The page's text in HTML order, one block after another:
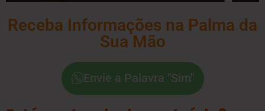
Receba Informações na Palma da
Sua Mão
Envie a Palavra "Sim"